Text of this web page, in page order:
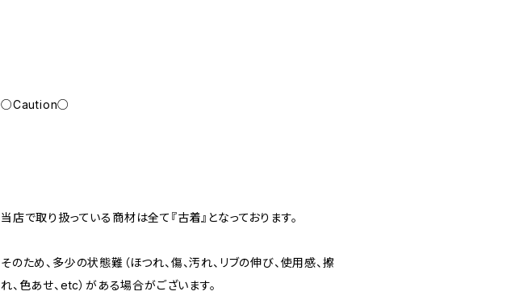
○Caution○
当店で取り扱っている商材は全て『古着』となっております。
そのため、多少の状態難（ほつれ、傷、汚れ、リブの伸び、使用感、擦
れ、色あせ、etc）がある場合がございます。